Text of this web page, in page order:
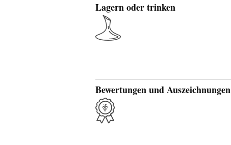
Lagern oder trinken
Bewertungen und Auszeichnungen